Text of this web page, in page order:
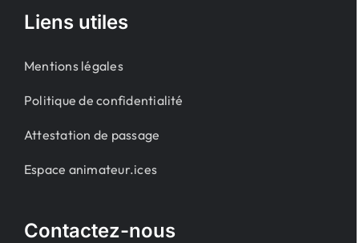
Liens utiles
Mentions légales
Politique de confidentialité
Attestation de passage
Espace animateur.ices
Contactez-nous